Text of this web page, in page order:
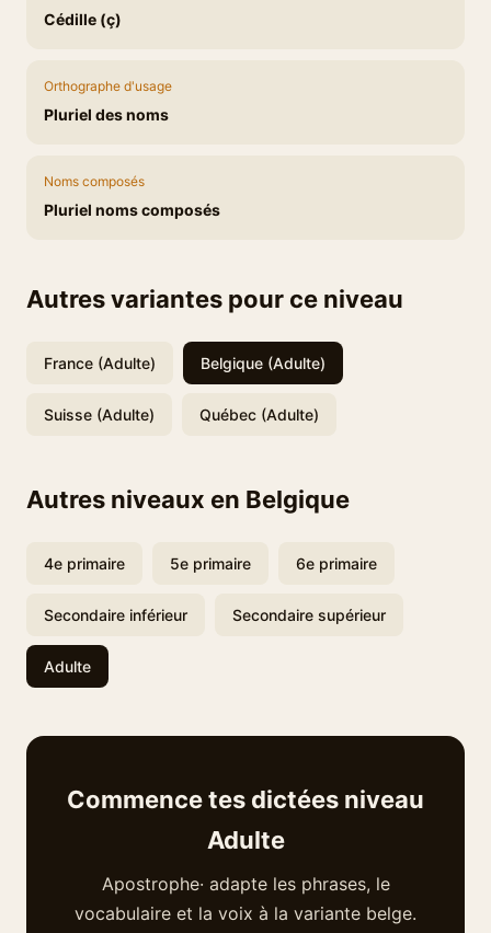
Cédille (ç)
Orthographe d'usage
Pluriel des noms
Noms composés
Pluriel noms composés
Autres variantes pour ce niveau
France (Adulte) Belgique (Adulte)
Suisse (Adulte) Québec (Adulte)
Autres niveaux en Belgique
4e primaire 5e primaire 6e primaire
Secondaire inférieur Secondaire supérieur
Adulte
Commence tes dictées niveau
Adulte
Apostrophe· adapte les phrases, le
vocabulaire et la voix à la variante belge.